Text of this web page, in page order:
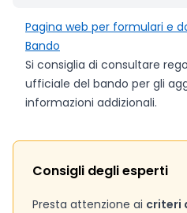
Pagina web per formulari e
Bando
Si consiglia di consultare
ufficiale del bando per gli
informazioni addizionali.
Consigli degli esperti
Presta attenzione ai criteri